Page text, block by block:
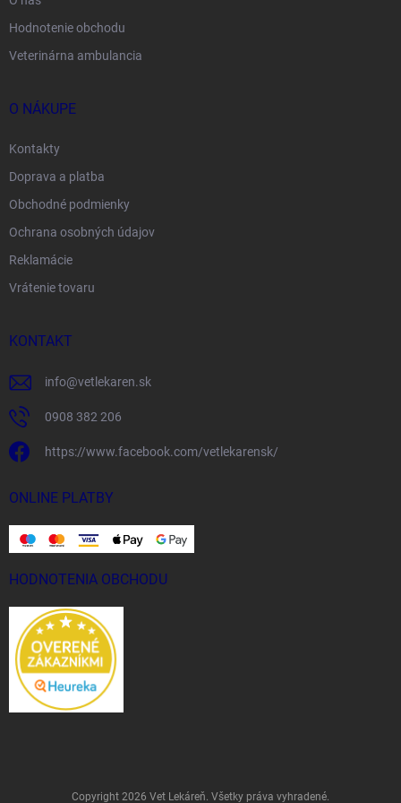
Hodnotenie obchodu
Veterinárna ambulancia
O NÁKUPE
Kontakty
Doprava a platba
Obchodné podmienky
Ochrana osobných údajov
Reklamácie
Vrátenie tovaru
KONTAKT
info@vetlekaren.sk
0908 382 206
https://www.facebook.com/vetlekarensk/
ONLINE PLATBY
HODNOTENIA OBCHODU
Copyright 2026 Vet Lekáreň. Všetky práva vyhradené.